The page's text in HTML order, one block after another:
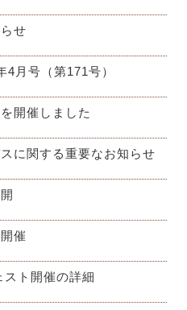
せ
月号（第171号）
開催しました
に関する重要なお知らせ
催
ト開催の詳細